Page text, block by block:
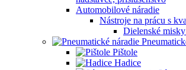
Automobilové náradie
Nástroje na prácu s
Dielenské
Pištole
Hadice